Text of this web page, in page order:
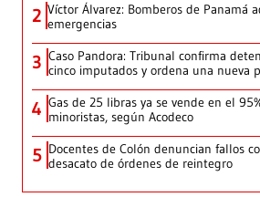
2 Víctor Álvarez: Bomberos de Panamá
emergencias
3 Caso Pandora: Tribunal confirma
cinco imputados y ordena una nueva
4 Gas de 25 libras ya se vende en el
minoristas, según Acodeco
5 Docentes de Colón denuncian fallos
desacato de órdenes de reintegro